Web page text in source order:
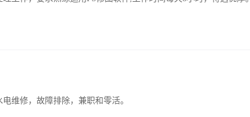
维修，故障排除，兼职和零活。